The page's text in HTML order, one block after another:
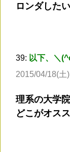
ロンダしたい
39: 以下、＼
2015/04/18(土
理系の大学
どこがオス